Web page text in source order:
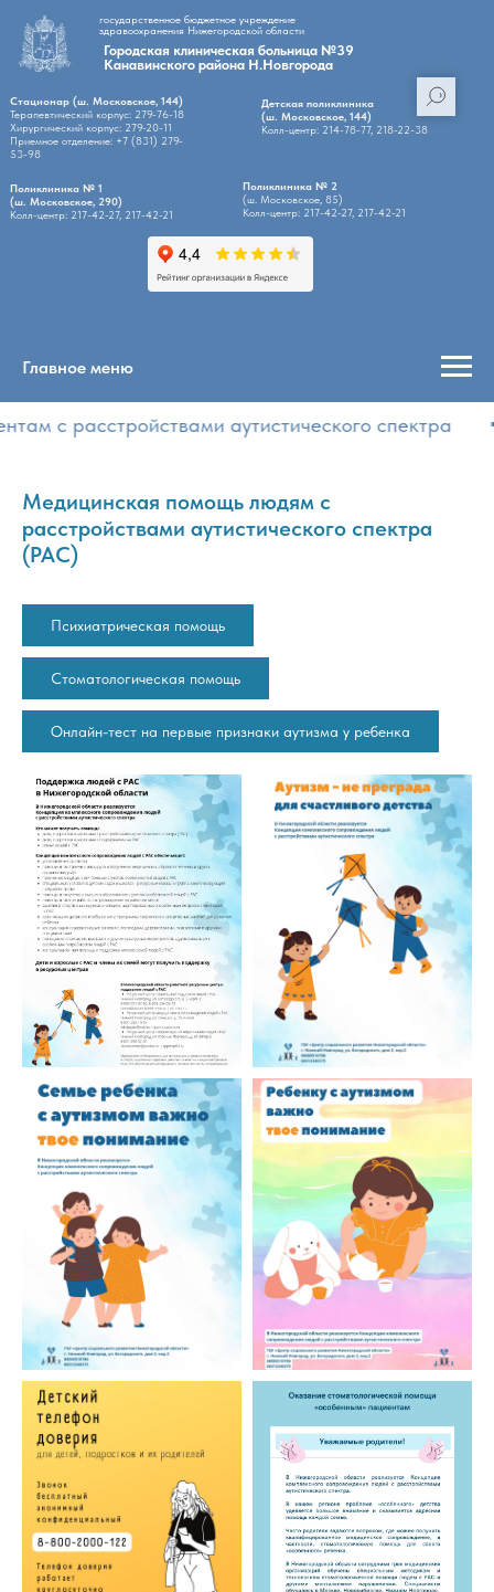
государственное бюджетное учреждение
здравоохранения Нижегородской области
Городская клиническая больница №39
Канавинского района Н.Новгорода
Стационар (ш. Московское, 144)
Терапевтический корпус: 279-76-18
Хирургический корпус: 279-20-11
Приемное отделение: +7 (831) 279-
53-98
Детская поликлиника
(ш. Московское, 144)
Колл-центр: 214-78-77, 218-22-38
Поликлиника № 1
(ш. Московское, 290)
Колл-центр: 217-42-27, 217-42-21
Поликлиника № 2
(ш. Московское, 85)
Колл-центр: 217-42-27, 217-42-21
Главное меню
с расстройствами аутистического спектра
Медицинская помощь людям с
расстройствами аутистического спектра
(РАС)
Психиатрическая помощь
Стоматологическая помощь
Онлайн-тест на первые признаки аутизма у ребенка